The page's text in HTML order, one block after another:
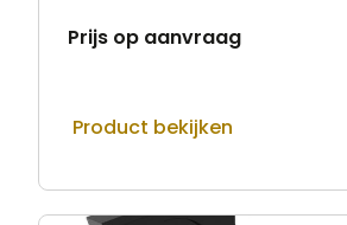
Prijs op aanvraag
Product bekijken